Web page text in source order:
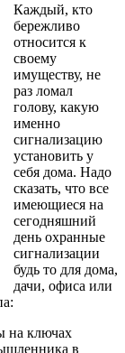
Каждый, кто
бережливо
относится к
своему
имуществу, не
раз ломал
голову, какую
именно
сигнализацию
установить у
себя дома. Надо
сказать, что все
имеющиеся на
сегодняшний
день охранные
сигнализации
будь то для дома,
дачи, офиса или
на ключах
в